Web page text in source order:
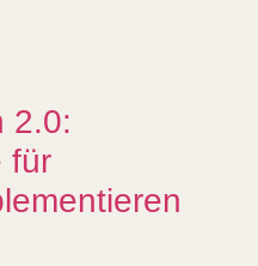
2.0:
für